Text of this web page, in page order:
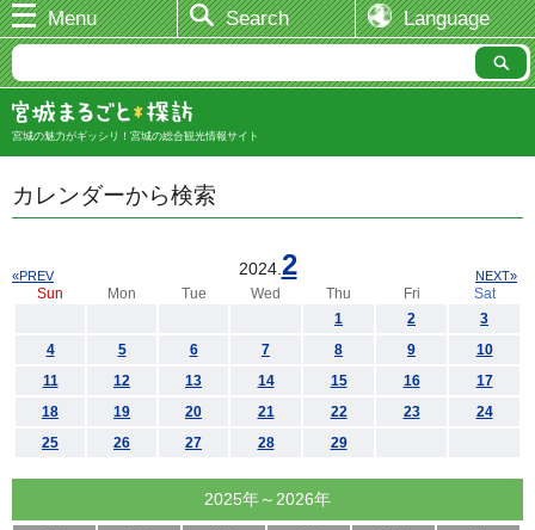
Menu Search Language
宮城の魅力がギッシリ！宮城の総合観光情報サイト
カレンダーから検索
2024. 2
«PREV NEXT»
Sun Mon Tue Wed Thu Fri
Sat
1
2
3
4
5 6 7 8 9
10
11
12 13 14 15 16
17
18
19 20 21 22 23
24
25
26 27 28 29
2025年～2026年